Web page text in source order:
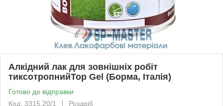
Алкідний лак для зовнішніх робіт
тиксотропнийTop Gel (Борма, Італія)
Готово до відправки
Код: 3315.20/1
Роздріб